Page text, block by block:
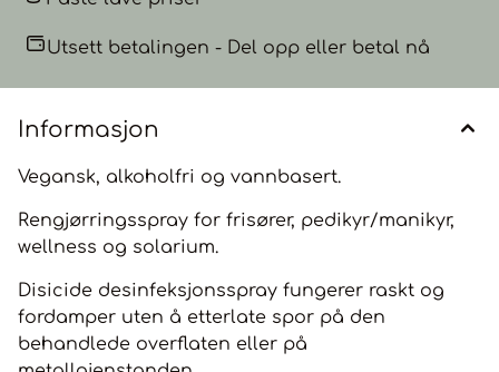
Utsett betalingen - Del opp eller betal nå
Informasjon
Vegansk, alkoholfri og vannbasert.
Rengjørringsspray for frisører, pedikyr/manikyr,
wellness og solarium.
Disicide desinfeksjonsspray fungerer raskt og
fordamper uten å etterlate spor på den
behandlede overflaten eller på